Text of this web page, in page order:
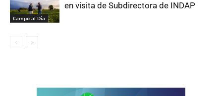
Campo al Día
en visita de Subdirectora de INDAP